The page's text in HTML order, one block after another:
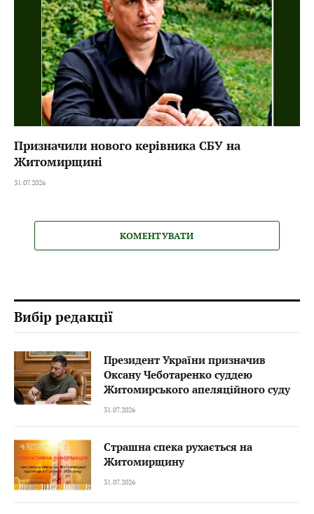
Призначили нового керівника СБУ на
Житомирщині
31.07.2026
КОМЕНТУВАТИ
Вибір редакції
Президент України призначив
Оксану Чеботаренко суддею
Житомирського апеляційного суду
31.07.2026
Страшна спека рухається на
Житомирщину
31.07.2026